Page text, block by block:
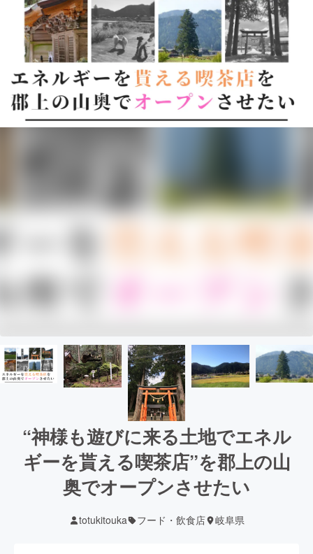
“神様も遊びに来る土地でエネル
ギーを貰える喫茶店”を郡上の山
奥でオープンさせたい
totukitouka フード・飲食店 岐阜県